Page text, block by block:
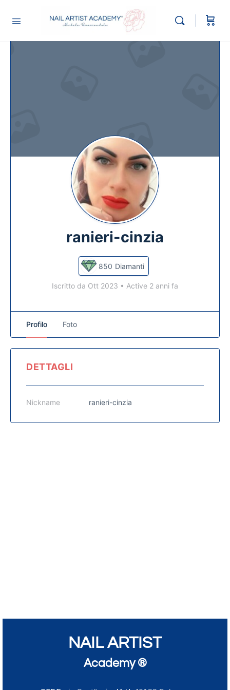
ranieri-cinzia
850 Diamanti
Iscritto da Ott 2023 • Active 2 anni fa
Profilo Foto
DETTAGLI
Nickname ranieri-cinzia
NAIL ARTIST
Academy ®